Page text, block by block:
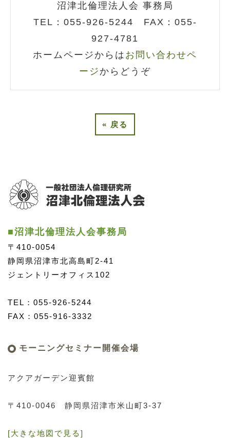
沼津北倫理法人会 事務局
TEL：055-926-5244 FAX：055-
92 7-4781
ホームページからは お問い合わせペ
ージ からどうぞ
« 戻る
■沼津北倫理法人会事務局
〒410-0054
静岡県沼津市北高島町2-41
ジェントリーオフィス102
TEL：055-926-5244
FAX：055-916-3332
モーニングセミナー開催会場
アクアガーデン迎賓館
〒410-0046 静岡県沼津市米山町3-37
[大きな地図で見る]